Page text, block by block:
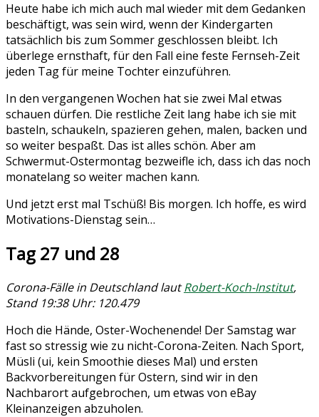
Heute habe ich mich auch mal wieder mit dem Gedanken
beschäftigt, was sein wird, wenn der Kindergarten
tatsächlich bis zum Sommer geschlossen bleibt. Ich
überlege ernsthaft, für den Fall eine feste Fernseh-Zeit
jeden Tag für meine Tochter einzuführen.
In den vergangenen Wochen hat sie zwei Mal etwas
schauen dürfen. Die restliche Zeit lang habe ich sie mit
basteln, schaukeln, spazieren gehen, malen, backen und
so weiter bespaßt. Das ist alles schön. Aber am
Schwermut-Ostermontag bezweifle ich, dass ich das noch
monatelang so weiter machen kann.
Und jetzt erst mal Tschüß! Bis morgen. Ich hoffe, es wird
Motivations-Dienstag sein…
Tag 27 und 28
Corona-Fälle in Deutschland lautRobert-Koch-Institut,
Stand 19:38 Uhr: 120.479
Hoch die Hände, Oster-Wochenende! Der Samstag war
fast so stressig wie zu nicht-Corona-Zeiten. Nach Sport,
Müsli (ui, kein Smoothie dieses Mal) und ersten
Backvorbereitungen für Ostern, sind wir in den
Nachbarort aufgebrochen, um etwas von eBay
Kleinanzeigen abzuholen.